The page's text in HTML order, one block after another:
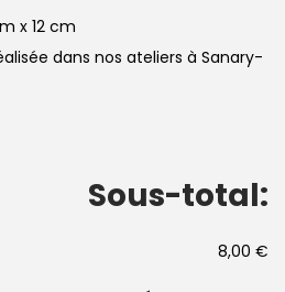
x 12 cm
dans nos ateliers à Sanary-
Sous-total:
8,00 €